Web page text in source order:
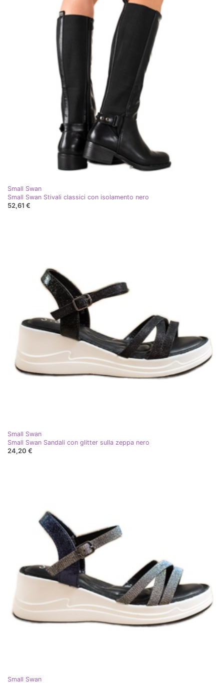
Small Swan
Small Swan Stivali classici con isolamento nero
52,61 €
Small Swan
Small Swan Sandali con glitter sulla zeppa nero
24,20 €
Small Swan